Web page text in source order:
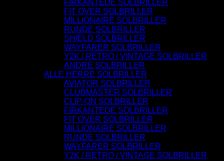
FIRKANTEDE SOLBRILLER
FIT OVER SOLBRILLER
MILLIONAIRE SOLBRILLER
RUNDE SOLBRILLER
SHIELD SOLBRILLER
WAYFARER SOLBRILLER
Y2K / RETRO / VINTAGE SOLBRILLER
ANDRE SOLBRILLER
ALLE HERRE SOLBRILLER
AVIATOR SOLBRILLER
CLUBMASTER SOLBRILLER
CLIP-ON SOLBRILLER
FIRKANTEDE SOLBRILLER
FIT OVER SOLBRILLER
MILLIONAIRE SOLBRILLER
RUNDE SOLBRILLER
WAYFARER SOLBRILLER
Y2K / RETRO / VINTAGE SOLBRILLER